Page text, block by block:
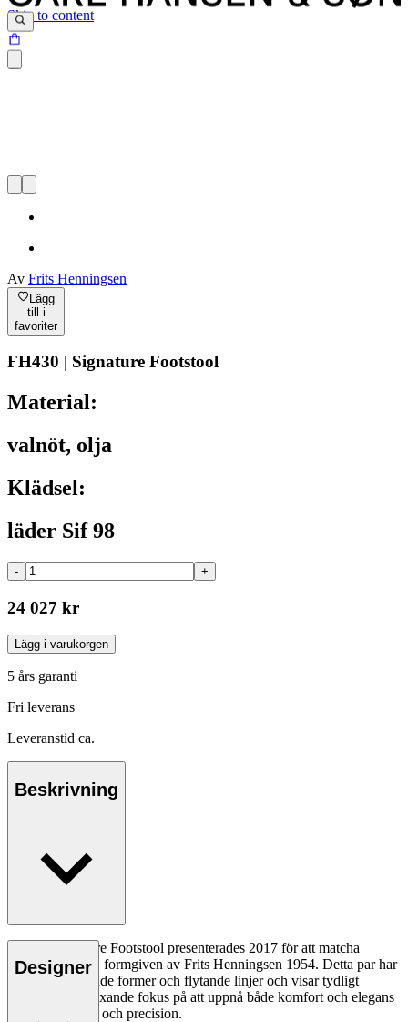
Skip to content
Av Frits Henningsen
Lägg
till i
favoriter
FH430 | Signature Footstool
Material:
valnöt, olja
Klädsel:
läder Sif 98
- +
24 027 kr
Lägg i varukorgen
5 års garanti
Fri leverans
Leveranstid ca.
Beskrivning
FH430 Signature Footstool presenterades 2017 för att matcha
Signature Chair, formgiven av Frits Henningsen 1954. Detta par har
mjuka, inbjudande former och flytande linjer och visar tydligt
Henningsens växande fokus på att uppnå både komfort och elegans
genom enkelhet och precision.
Designer